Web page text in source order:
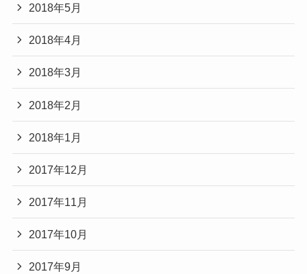
2018年5月
2018年4月
2018年3月
2018年2月
2018年1月
2017年12月
2017年11月
2017年10月
2017年9月